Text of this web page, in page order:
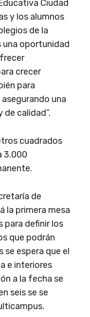
Ciudad
y los alumnos
de la
una oportunidad
crecer
para
una
calidad”.
cuadrados
3.000
de
la primera mesa
para definir los
que podrán
se espera que el
e interiores
a la fecha se
seis se se